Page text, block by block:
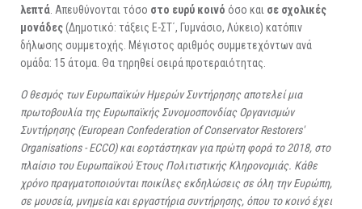
λεπτά . Απευθύνονται τόσο στο ευρύ κοινό όσο και σε σχολικές
μονάδες(Δημοτικό: τάξεις Ε-ΣΤ΄, Γυμνάσιο, Λύκειο) κατόπιν
δήλωσης συμμετοχής. Μέγιστος αριθμός συμμετεχόντων ανά
ομάδα: 15 άτομα. Θα τηρηθεί σειρά προτεραιότητας.
Ο θεσμός των Ευρωπαϊκών Ημερών Συντήρησης αποτελεί μια
πρωτοβουλία της Ευρωπαϊκής Συνομοσπονδίας Οργανισμών
Συντήρησης (European Confederation of Conservator Restorers'
Organisations - ECCO) και εορτάστηκαν για πρώτη φορά το 2018, στο
πλαίσιο του Ευρωπαϊκού Έτους Πολιτιστικής Κληρονομιάς. Κάθε
χρόνο πραγματοποιούνται ποικίλες εκδηλώσεις σε όλη την Ευρώπη,
σε μουσεία, μνημεία και εργαστήρια συντήρησης, όπου το κοινό έχει